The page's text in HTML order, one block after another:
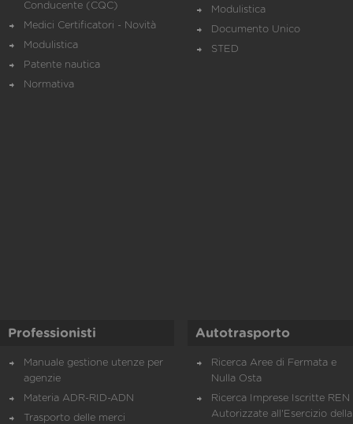
Conducente (CQC)
Medici Certificatori - Novità
Modulistica
Patente nautica
Normativa
Modulistica
Documento Unico
STED
Professionisti
Manuale gestione utenze per
agenzie
Materia ADR-RID-ADN
Trasporto delle merci
Autotrasporto
Ricerca Aree di Fermata e
Nulla Osta
Ricerca Imprese Iscritte REN
Autorizzate all'Esercizio della